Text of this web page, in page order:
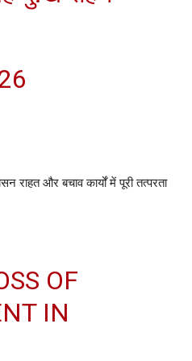
और बचाव कार्यों में पूरी तत्परता
OF
IN